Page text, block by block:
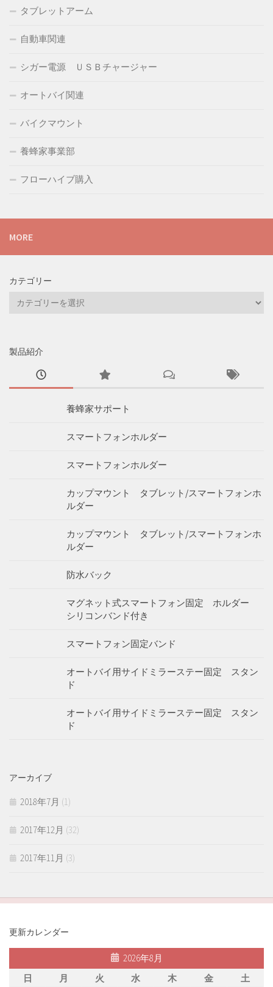
タブレットアーム
自動車関連
シガー電源 ＵＳＢチャージャー
オートバイ関連
バイクマウント
養蜂家事業部
フローハイブ購入
MORE
カテゴリー
ー
製品紹介
養蜂家サポート
スマートフォンホルダー
スマートフォンホルダー
カップマウント タブレット/スマートフォンホ
ルダー
カップマウント タブレット/スマートフォンホ
ルダー
防水バック
マグネット式スマートフォン固定 ホルダー
シリコンバンド付き
スマートフォン固定バンド
オートバイ用サイドミラーステー固定 スタン
ド
オートバイ用サイドミラーステー固定 スタン
ド
アーカイブ
2018年7月 (1)
2017年12月 (32)
2017年11月 (3)
更新カレンダー
2026年8月
日
月 火 水 木 金
土